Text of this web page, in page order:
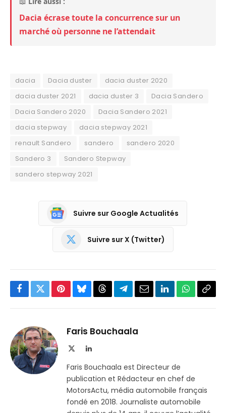
Dacia écrase toute la concurrence sur un
marché où personne ne l’attendait
dacia Dacia duster
dacia duster 2020
dacia duster 2021
dacia duster 3
Dacia Sandero
Dacia Sandero 2020
Dacia Sandero 2021
dacia stepway
dacia stepway 2021
renault Sandero
sandero
sandero 2020
Sandero 3
Sandero Stepway
sandero stepway 2021
Suivre sur Google Actualités
Suivre sur X (Twitter)
Facebook
TwitterPinterestBlueskyThreadsPartager
Telegram
EmailLinkedInWhatsApp
Faris Bouchaala
LinkedIn
Faris Bouchaala est Directeur de
publication et Rédacteur en chef de
MotorsActu, média automobile français
fondé en 2018. Journaliste automobile